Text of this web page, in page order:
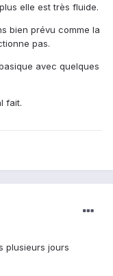
elle est très fluide.
bien prévu comme la
pas.
avec quelques
fait.
plusieurs jours